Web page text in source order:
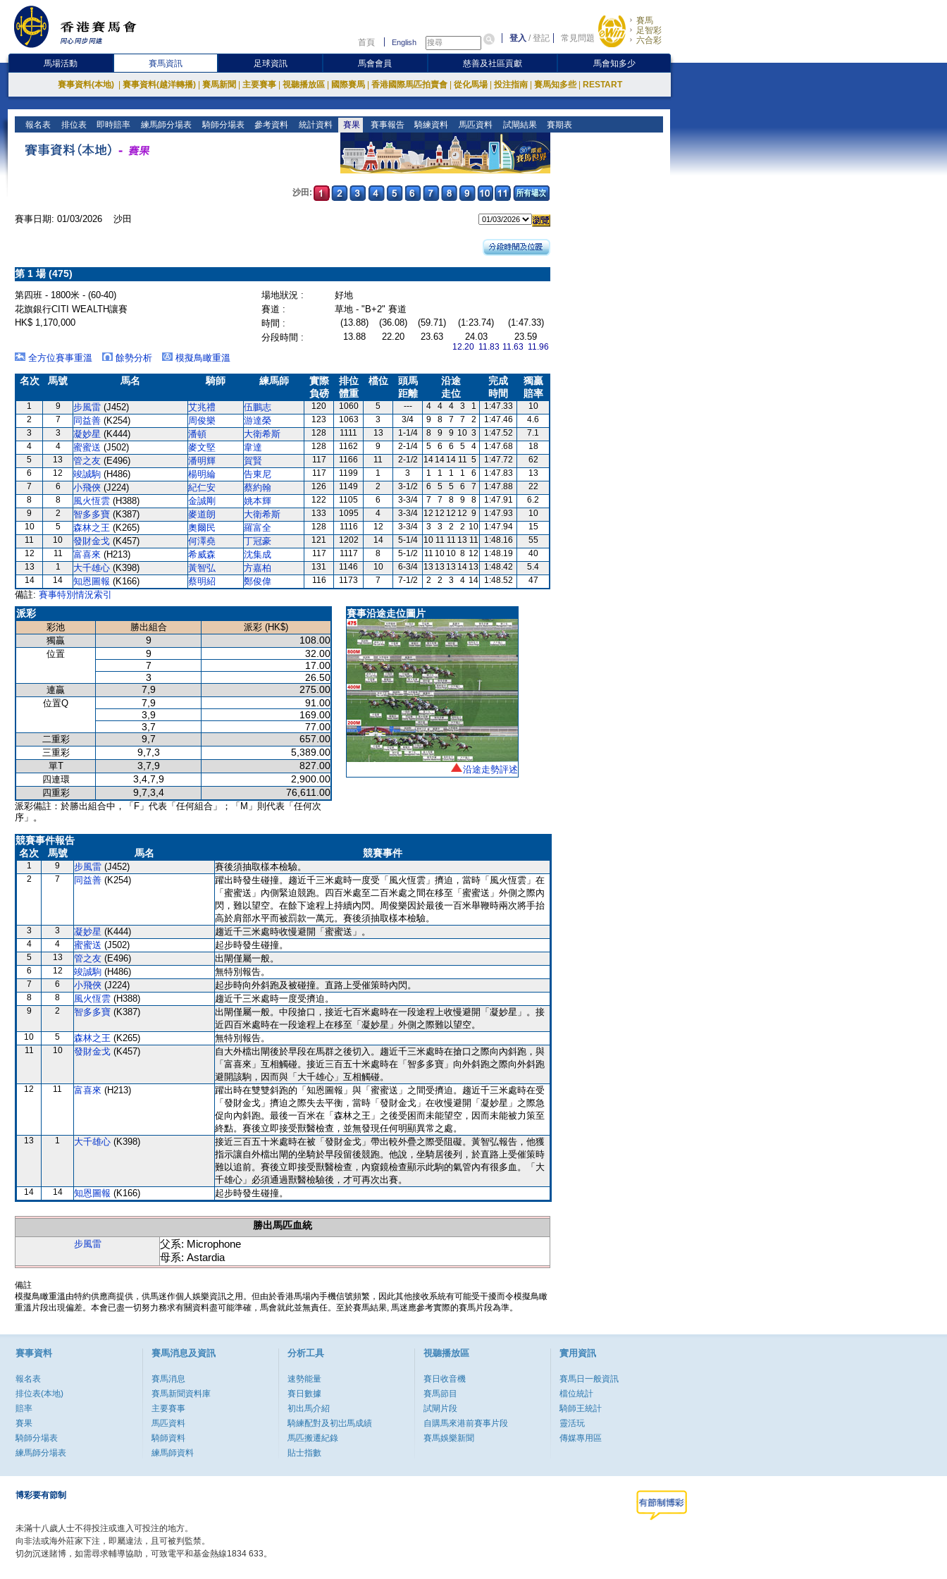
首頁 English 登入 /登記 常見問題
賽馬
足智彩
六合彩
馬場活動 賽馬資訊 足球資訊 馬會會員 慈善及社區貢獻 馬會知多少
賽事資料(本地) 賽事資料(越洋轉播) 賽馬新聞 主要賽事 視聽播放區 國際賽馬 香港國際馬匹拍賣會 從化馬場 投注指南 賽馬知多些 RESTART
報名表 排位表 即時賠率 練馬師分場表 騎師分場表 參考資料 統計資料 賽果 賽事報告 騎練資料 馬匹資料 試閘結果 賽期表
沙田:
賽事日期: 01/03/2026 沙田
第 1 場 (475)
第四班 - 1800米 - (60-40) 場地狀況 :
好地
花旗銀行CITI WEALTH讓賽
賽道 :
草地 - "B+2" 賽道
HK$ 1,170,000
時間 : (13.88) (36.08) (59.71) (1:23.74)
(1:47.33)
分段時間 :
13.88 22.20 23.63 24.03
12.20 11.83
23.59
11.63 11.96
全方位賽事重溫 餘勢分析 模擬鳥瞰重溫
名次 馬號 馬名 騎師 練馬師
實際
負磅
排位
體重
檔位
頭馬
距離
沿途
走位
完成
時間
獨贏
賠率
1 9 步風雷 (J452) 艾兆禮 伍鵬志 120 1060 5 --- 4 4 4 3 1 1:47.33
10
2
7 同益善 (K254) 周俊樂 游達榮 123 1063 3 3/4 9 8 7 7 2 1:47.46
4.6
3
3 凝妙星 (K444) 潘頓 大衛希斯 128 1111 13 1-1/4 8 9 9 10 3 1:47.52
7.1
4
4 蜜蜜送 (J502) 麥文堅 韋達 128 1162 9 2-1/4 5 6 6 5 4 1:47.68
18
5
13 管之友 (E496) 潘明輝 賀賢 117 1166 11 2-1/2 14 14 14 11 5 1:47.72
62
6
12 竣誠駒 (H486) 楊明綸 告東尼 117 1199 1 3 1 1 1 1 6 1:47.83
13
7
6 小飛俠 (J224) 紀仁安 蔡約翰 126 1149 2 3-1/2 6 5 5 6 7 1:47.88
22
8
8 風火恆雲 (H388) 金誠剛 姚本輝 122 1105 6 3-3/4 7 7 8 9 8 1:47.91
6.2
9
2 智多多寶 (K387) 麥道朗 大衛希斯 133 1095 4 3-3/4 12 12 12 12 9 1:47.93
10
10
5 森林之王 (K265) 奧爾民 羅富全 128 1116 12 3-3/4 3 3 2 2 10 1:47.94
15
11
10 發財金戈 (K457) 何澤堯 丁冠豪 121 1202 14 5-1/4 10 11 11 13 11 1:48.16
55
12
11 富喜來 (H213) 希威森 沈集成 117 1117 8 5-1/2 11 10 10 8 12 1:48.19
40
13
1 大千雄心 (K398) 黃智弘 方嘉柏 131 1146 10 6-3/4 13 13 13 14 13 1:48.42
5.4
14
14 知恩圖報 (K166) 蔡明紹 鄭俊偉 116 1173 7 7-1/2 2 2 3 4 14 1:48.52 47
備註: 賽事特別情況索引
派彩
彩池 勝出組合
派彩 (HK$)
獨贏
9 108.00
位置 9
32.00
7
17.00
3
26.50
連贏 7,9 275.00
位置Q 7,9
91.00
3,9
169.00
3,7
77.00
二重彩 9,7 657.00
三重彩 9,7,3 5,389.00
單T 3,7,9 827.00
四連環 3,4,7,9 2,900.00
四重彩 9,7,3,4 76,611.00
派彩備註：於勝出組合中，「F」代表「任何組合」；「M」則代表「任何次
序」。
賽事沿途走位圖片
沿途走勢評述
競賽事件報告
名次
馬號 馬名 競賽事件
1 9 步風雷 (J452) 賽後須抽取樣本檢驗。
2 7 同益善 (K254)
躍出時發生碰撞。趨近千三米處時一度受「風火恆雲」擠迫，當時「風火恆雲」在
「蜜蜜送」內側緊迫競跑。四百米處至二百米處之間在移至「蜜蜜送」外側之際內
閃，難以望空。在餘下途程上持續內閃。周俊樂因於最後一百米舉鞭時兩次將手抬
高於肩部水平而被罰款一萬元。賽後須抽取樣本檢驗。
3 3 凝妙星 (K444) 趨近千三米處時收慢避開「蜜蜜送」。
4 4 蜜蜜送 (J502) 起步時發生碰撞。
5 13 管之友 (E496) 出閘僅屬一般。
6 12 竣誠駒 (H486) 無特別報告。
7 6 小飛俠 (J224) 起步時向外斜跑及被碰撞。直路上受催策時內閃。
8 8 風火恆雲 (H388) 趨近千三米處時一度受擠迫。
9 2 智多多寶 (K387)
出閘僅屬一般。中段搶口，接近七百米處時在一段途程上收慢避開「凝妙星」。接
近四百米處時在一段途程上在移至「凝妙星」外側之際難以望空。
10 5 森林之王 (K265) 無特別報告。
11 10 發財金戈 (K457)
自大外檔出閘後於早段在馬群之後切入。趨近千三米處時在搶口之際向內斜跑，與
「富喜來」互相觸碰。接近三百五十米處時在「智多多寶」向外斜跑之際向外斜跑
避開該駒，因而與「大千雄心」互相觸碰。
12 11 富喜來 (H213)
躍出時在雙雙斜跑的「知恩圖報」與「蜜蜜送」之間受擠迫。趨近千三米處時在受
「發財金戈」擠迫之際失去平衡，當時「發財金戈」在收慢避開「凝妙星」之際急
促向內斜跑。最後一百米在「森林之王」之後受困而未能望空，因而未能被力策至
終點。賽後立即接受獸醫檢查，並無發現任何明顯異常之處。
13 1 大千雄心 (K398)
接近三百五十米處時在被「發財金戈」帶出較外疊之際受阻礙。黃智弘報告，他獲
指示讓自外檔出閘的坐騎於早段留後競跑。他說，坐騎居後列，於直路上受催策時
難以追前。賽後立即接受獸醫檢查，內窺鏡檢查顯示此駒的氣管內有很多血。「大
千雄心」必須通過獸醫檢驗後，才可再次出賽。
14 14 知恩圖報 (K166) 起步時發生碰撞。
勝出馬匹血統
步風雷
父系: Microphone
母系: Astardia
備註
模擬鳥瞰重溫由特約供應商提供，供馬迷作個人娛樂資訊之用。但由於香港馬場內手機信號頻繁，因此其他接收系統有可能受干擾而令模擬鳥瞰
重溫片段出現偏差。本會已盡一切努力務求有關資料盡可能準確，馬會就此並無責任。至於賽馬結果, 馬迷應參考實際的賽馬片段為準。
賽事資料
報名表
排位表(本地)
賠率
賽果
騎師分場表
練馬師分場表
賽馬消息及資訊
賽馬消息
賽馬新聞資料庫
主要賽事
馬匹資料
騎師資料
練馬師資料
分析工具
速勢能量
賽日數據
初出馬介紹
騎練配對及初岀馬成績
馬匹搬遷紀錄
貼士指數
視聽播放區
賽日收音機
賽馬節目
試閘片段
自購馬來港前賽事片段
賽馬娛樂新聞
實用資訊
賽馬日一般資訊
檔位統計
騎師王統計
靈活玩
傳媒專用區
博彩要有節制
未滿十八歲人士不得投注或進入可投注的地方。
向非法或海外莊家下注，即屬違法，且可被判監禁。
切勿沉迷賭博，如需尋求輔導協助，可致電平和基金熱線1834 633。